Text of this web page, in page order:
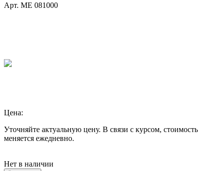
Арт. ME 081000
Цена:
Уточняйте актуальную цену. В связи с курсом, стоимость
меняется ежедневно.
Нет в наличии